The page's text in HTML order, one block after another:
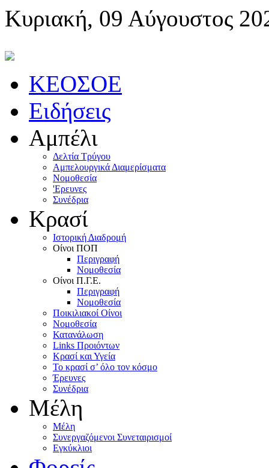
Κυριακή, 09 Αύγουστος
KEOΣOE
Ειδήσεις
Αμπέλι
Δελτία Τρύγου
Αμπελουργικά Διαμερίσματα
Nομοθεσία
'Eρευνες
Συνέδρια
Κρασί
Iστορική Διαδρομή
Oίνοι ΠOΠ
Περιγραφή
Nομοθεσία
Oίνοι Π.Γ.E.
Περιγραφή
Νομοθεσία
Ποικιλιακοί Oίνοι
Nομοθεσία
Κατανάλωση
Links Προιόντων
Κρασί και Υγεία
To κρασί σ’ όλο τον κόσμο
Έρευνες
Συνέδρια
Μέλη
Mέλη
Συνεργαζόμενοι Συνεταιρισμοί
Εγκύκλιοι